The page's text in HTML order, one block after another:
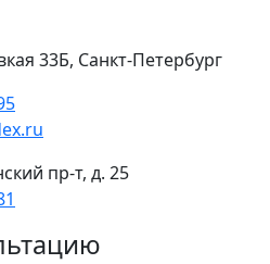
33Б, Санкт-Петербург
пр-т, д. 25